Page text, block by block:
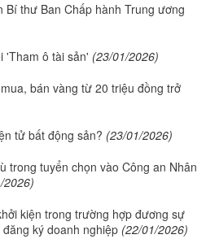
Bí thư Ban Chấp hành Trung ương
'Tham ô tài sản' (23/01/2026)
bán vàng từ 20 triệu đồng trở
tử bất động sản? (23/01/2026)
trong tuyển chọn vào Công an Nhân
2026)
kiện trong trường hợp đương sự
ký doanh nghiệp (22/01/2026)